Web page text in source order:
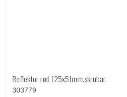
Reflektor rød 125x51mm.skrubar.
303779